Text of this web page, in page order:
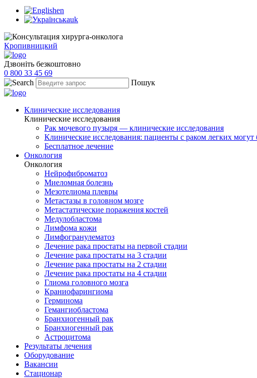
en
uk
Кропивницкий
Дзвоніть безкоштовно
0 800 33 45 69
Пошук
Клинические исследования
Клинические исследования
Рак мочевого пузыря — клинические исследования
Клинические исследования: пациенты с раком легких
Бесплатное лечение
Онкология
Онкология
Нейрофиброматоз
Миеломная болезнь
Мезотелиома плевры
Метастазы в головном мозге
Метастатические поражения костей
Медулобластома
Лимфома кожи
Лимфогранулематоз
Лечение рака простаты на первой стадии
Лечение рака простаты на 3 стадии
Лечение рака простаты на 2 стадии
Лечение рака простаты на 4 стадии
Глиома головного мозга
Краниофарингиома
Герминома
Гемангиобластома
Бранхиогенный рак
Бранхиогенный рак
Астроцитома
Результаты лечения
Оборудование
Вакансии
Стационар